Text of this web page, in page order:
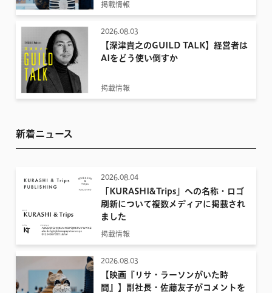
掲載情報
2026.08.03
【深津貴之のGUILD TALK】経営者は
AIをどう使い倒すか
掲載情報
新着ニュース
2026.08.04
「KURASHI&Trips」への名称・ロゴ
刷新について複数メディアに掲載され
ました
掲載情報
2026.08.03
【映画『リサ・ラーソンがいた時
間』】副社長・佐藤友子がコメントを